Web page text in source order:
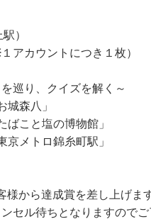
駅）
ウントにつき１枚）
り、クイズを解く～
八」
博物館」
糸町駅」
から達成賞を差し上げます
ル待ちとなりますのでご